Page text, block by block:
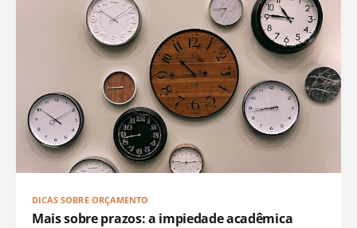
DICAS SOBRE ORÇAMENTO
Mais sobre prazos: a impiedade acadêmica